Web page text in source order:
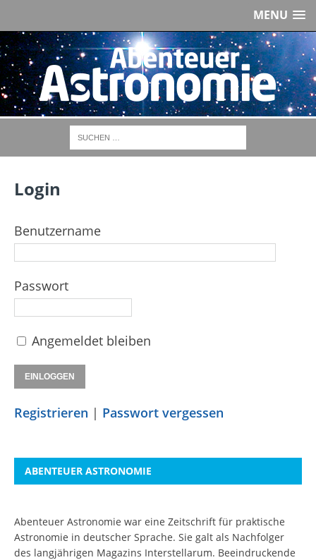
MENU
Login
Benutzername
Passwort
Angemeldet bleiben
Registrieren | Passwort vergessen
ABENTEUER ASTRONOMIE
Abenteuer Astronomie war eine Zeitschrift für praktische
Astronomie in deutscher Sprache. Sie galt als Nachfolger
des langjährigen Magazins Interstellarum. Beeindruckende